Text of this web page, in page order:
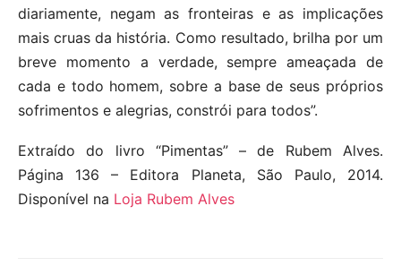
diariamente, negam as fronteiras e as implicações
mais cruas da história. Como resultado, brilha por um
breve momento a verdade, sempre ameaçada de
cada e todo homem, sobre a base de seus próprios
sofrimentos e alegrias, constrói para todos”.
Extraído do livro “Pimentas” – de Rubem Alves.
Página 136 – Editora Planeta, São Paulo, 2014.
Disponível na Loja Rubem Alves